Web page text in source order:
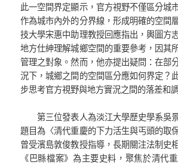
此一空間界定顯示，官方視野不僅區分城
作為城市內外的分界線，形成明確的空間
技大學宋惠中助理教授回應指出，輿圖方
地方仕紳理解城鄉空間的重要參考，因其
管理之對象。然而，他亦提出疑問：在部
況下，城鄉之間的空間區分應如何界定？
步思考官方視野與地方實況之間的落差和
第三位發表人為淡江大學歷史學系吳
題目為〈清代重慶的下力活生與丐頭的取
曾受濱島敦俊教授指導，長期關注法制史
《巴縣檔案》為主要史料，聚焦於清代